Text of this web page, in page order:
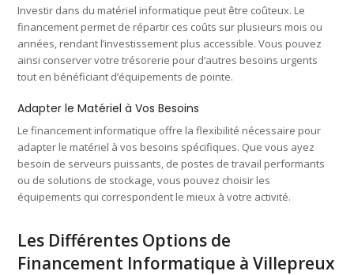
Investir dans du matériel informatique peut être coûteux. Le
financement permet de répartir ces coûts sur plusieurs mois ou
années, rendant l’investissement plus accessible. Vous pouvez
ainsi conserver votre trésorerie pour d’autres besoins urgents
tout en bénéficiant d’équipements de pointe.
Adapter le Matériel à Vos Besoins
Le financement informatique offre la flexibilité nécessaire pour
adapter le matériel à vos besoins spécifiques. Que vous ayez
besoin de serveurs puissants, de postes de travail performants
ou de solutions de stockage, vous pouvez choisir les
équipements qui correspondent le mieux à votre activité.
Les Différentes Options de
Financement Informatique à Villepreux